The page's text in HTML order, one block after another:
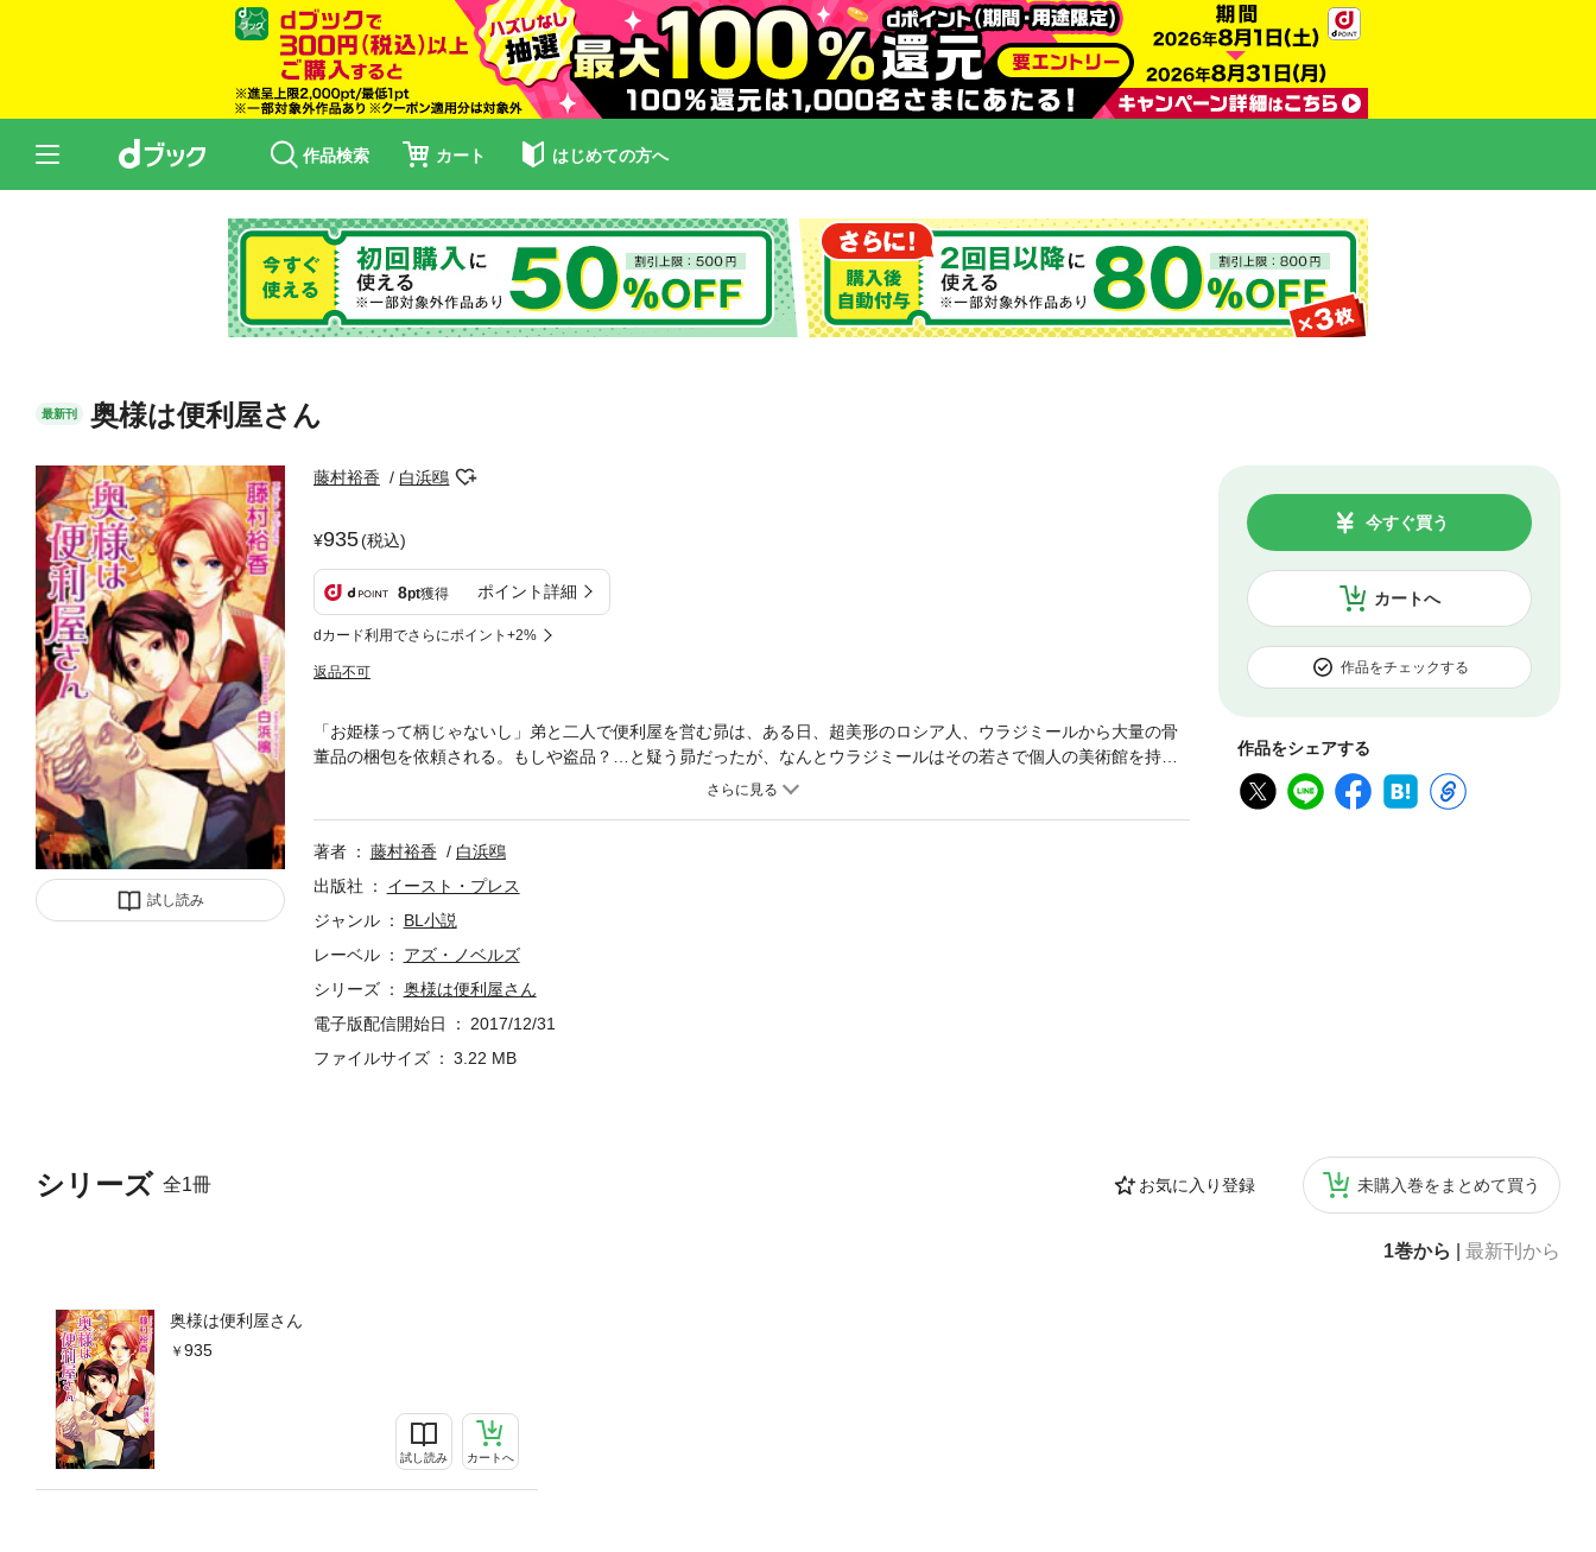
作品検索 カート はじめての方へ
最新刊 奥様は便利屋さん
試し読み
藤村裕香 白浜鴎
935(税込)
8pt獲得 ポイント詳細
dカード利用でさらにポイント+2%
返品不可
カートへ
今すぐ買う
作品をチェックする
作品をシェアする
シリーズ 全1冊 お気に入り登録 未購入巻をまとめて買う
1巻から 最新刊から
奥様は便利屋さん
935
試し読み カートへ
「お姫様って柄じゃないし」弟と二人で便利屋を営む昴は、ある日、超美形のロシア人、ウラジミールから大量の骨
董品の梱包を依頼される。もしや盗品？…と疑う昴だったが、なんとウラジミールはその若さで個人の美術館を持つ
大富豪。すっかり彼に気に入られた昴は、一緒に船でロシアまで行って欲しいと懇願され…。一方、ブラコンの弟、
著者 藤村裕香
白浜鴎
出版社
イースト・プレス
ジャンル
BL小説
レーベル
アズ・ノベルズ
シリーズ
奥様は便利屋さん
電子版配信開始日
2017/12/31
ファイルサイズ
3.22 MB